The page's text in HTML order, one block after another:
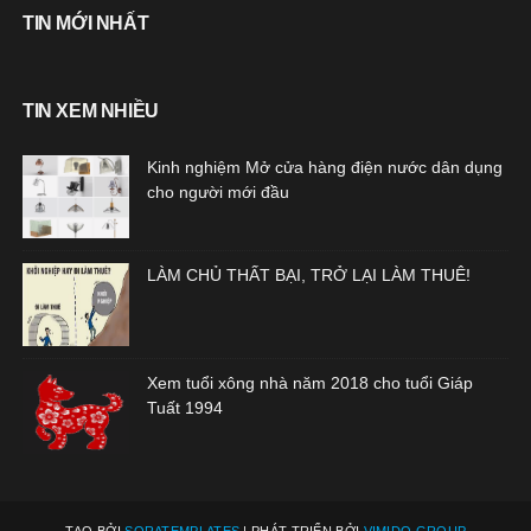
TIN MỚI NHẤT
TIN XEM NHIỀU
Kinh nghiệm Mở cửa hàng điện nước dân dụng
cho người mới đầu
LÀM CHỦ THẤT BẠI, TRỞ LẠI LÀM THUÊ!
Xem tuổi xông nhà năm 2018 cho tuổi Giáp
Tuất 1994